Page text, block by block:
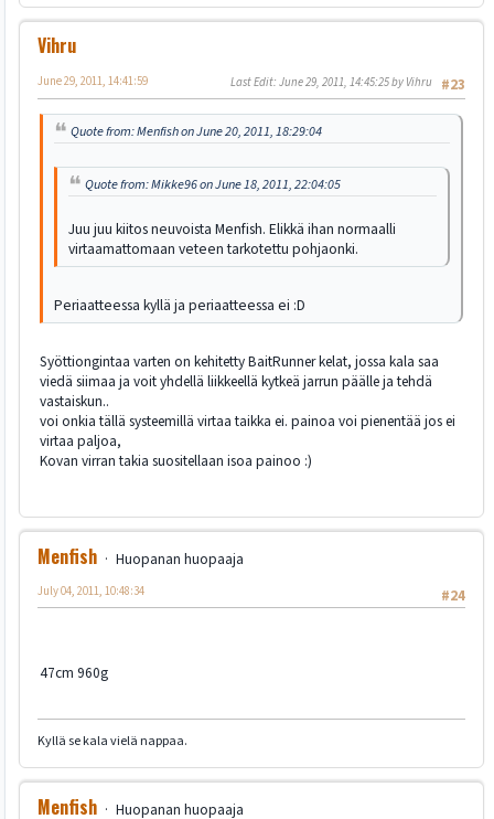
Vihru
#23
June 29, 2011, 14:41:59 Last Edit: June 29, 2011, 14:45:25 by Vihru
Quote from: Menfish on June 20, 2011, 18:29:04
Quote from: Mikke96 on June 18, 2011, 22:04:05
Juu juu kiitos neuvoista Menfish. Elikkä ihan normaalli
virtaamattomaan veteen tarkotettu pohjaonki.
Periaatteessa kyllä ja periaatteessa ei :D
Syöttiongintaa varten on kehitetty BaitRunner kelat, jossa kala saa
viedä siimaa ja voit yhdellä liikkeellä kytkeä jarrun päälle ja tehdä
vastaiskun..
voi onkia tällä systeemillä virtaa taikka ei. painoa voi pienentää jos ei
virtaa paljoa,
Kovan virran takia suositellaan isoa painoo :)
Menfish
Huopanan huopaaja
#24
July 04, 2011, 10:48:34
47cm 960g
Kyllä se kala vielä nappaa.
Menfish Huopanan huopaaja